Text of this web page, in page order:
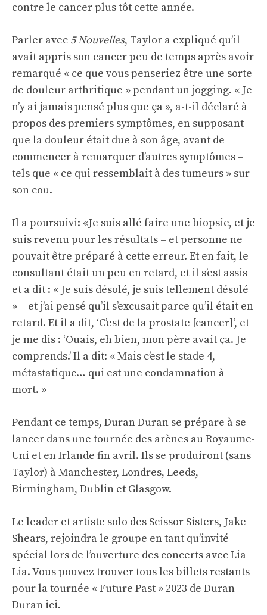
contre le cancer plus tôt cette année.
Parler avec 5 Nouvelles, Taylor a expliqué qu’il
avait appris son cancer peu de temps après avoir
remarqué « ce que vous penseriez être une sorte
de douleur arthritique » pendant un jogging. « Je
n’y ai jamais pensé plus que ça », a-t-il déclaré à
propos des premiers symptômes, en supposant
que la douleur était due à son âge, avant de
commencer à remarquer d’autres symptômes –
tels que « ce qui ressemblait à des tumeurs » sur
son cou.
Il a poursuivi: «Je suis allé faire une biopsie, et je
suis revenu pour les résultats – et personne ne
pouvait être préparé à cette erreur. Et en fait, le
consultant était un peu en retard, et il s’est assis
et a dit : « Je suis désolé, je suis tellement désolé
» – et j’ai pensé qu’il s’excusait parce qu’il était en
retard. Et il a dit, ‘C’est de la prostate [cancer]’, et
je me dis : ‘Ouais, eh bien, mon père avait ça. Je
comprends.’ Il a dit: « Mais c’est le stade 4,
métastatique… qui est une condamnation à
mort. »
Pendant ce temps, Duran Duran se prépare à se
lancer dans une tournée des arènes au Royaume-
Uni et en Irlande fin avril. Ils se produiront (sans
Taylor) à Manchester, Londres, Leeds,
Birmingham, Dublin et Glasgow.
Le leader et artiste solo des Scissor Sisters, Jake
Shears, rejoindra le groupe en tant qu’invité
spécial lors de l’ouverture des concerts avec Lia
Lia. Vous pouvez trouver tous les billets restants
pour la tournée « Future Past » 2023 de Duran
Duran ici.